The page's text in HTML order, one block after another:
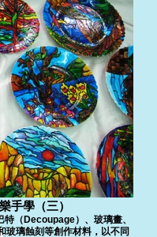
樂手學（三）
特（Decoupage）、玻璃畫、
玻璃蝕刻等創作材料，以不同